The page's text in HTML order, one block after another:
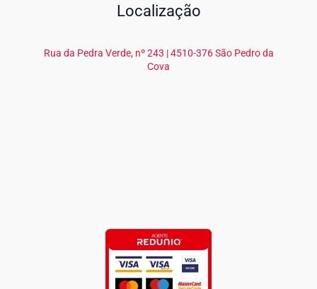
Localização
Rua da Pedra Verde, nº 243 | 4510-376 São Pedro da
Cova